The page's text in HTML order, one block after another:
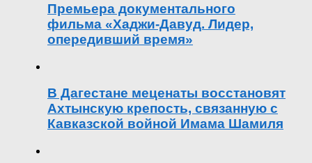
Премьера документального
фильма «Хаджи-Давуд. Лидер,
опередивший время»
В Дагестане меценаты восстановят
Ахтынскую крепость, связанную с
Кавказской войной Имама Шамиля